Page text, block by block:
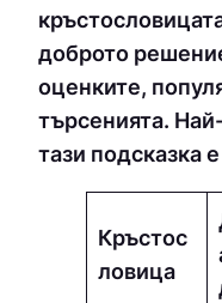
доброто
оценките,
търсенията.
тази подсказка
Кръстос
ловица